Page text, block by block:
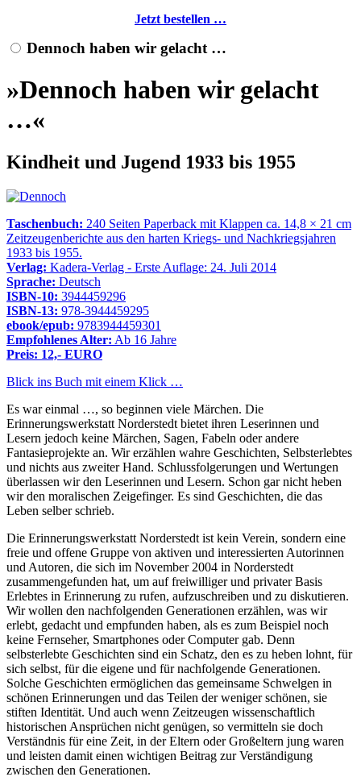
Jetzt bestellen …
Dennoch haben wir gelacht …
»Dennoch haben wir gelacht
…«
Kindheit und Jugend 1933 bis 1955
Taschenbuch: 240 Seiten Paperback mit Klappen ca. 14,8 × 21 cm
Zeitzeugenberichte aus den harten Kriegs- und Nachkriegsjahren
1933 bis 1955.
Verlag: Kadera-Verlag - Erste Auflage: 24. Juli 2014
Sprache: Deutsch
ISBN-10: 3944459296
ISBN-13: 978-3944459295
ebook/epub: 9783944459301
Empfohlenes Alter: Ab 16 Jahre
Preis: 12,- EURO
Blick ins Buch mit einem Klick …
Es war einmal …, so beginnen viele Märchen. Die
Erinnerungswerkstatt Norderstedt bietet ihren Leserinnen und
Lesern jedoch keine Märchen, Sagen, Fabeln oder andere
Fantasieprojekte an. Wir erzählen wahre Geschichten, Selbsterlebtes
und nichts aus zweiter Hand. Schlussfolgerungen und Wertungen
überlassen wir den Leserinnen und Lesern. Schon gar nicht heben
wir den moralischen Zeigefinger. Es sind Geschichten, die das
Leben selber schrieb.
Die Erinnerungswerkstatt Norderstedt ist kein Verein, sondern eine
freie und offene Gruppe von aktiven und interessierten Autorinnen
und Autoren, die sich im November 2004 in Norderstedt
zusammengefunden hat, um auf freiwilliger und privater Basis
Erlebtes in Erinnerung zu rufen, aufzuschreiben und zu diskutieren.
Wir wollen den nachfolgenden Generationen erzählen, was wir
erlebt, gedacht und empfunden haben, als es zum Beispiel noch
keine Fernseher, Smartphones oder Computer gab. Denn
selbsterlebte Geschichten sind ein Schatz, den es zu heben lohnt, für
sich selbst, für die eigene und für nachfolgende Generationen.
Solche Geschichten ermöglichen das gemeinsame Schwelgen in
schönen Erinnerungen und das Teilen der weniger schönen, sie
stiften Identität. Und auch wenn Zeitzeugen wissenschaftlich
historischen Ansprüchen nicht genügen, so vermitteln sie doch
Verständnis für eine Zeit, in der Eltern oder Großeltern jung waren
und leisten damit einen wichtigen Beitrag zur Verständigung
zwischen den Generationen.